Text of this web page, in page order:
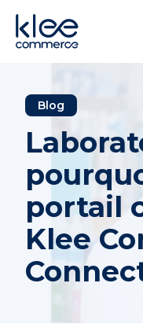
Blog
portail
Klee